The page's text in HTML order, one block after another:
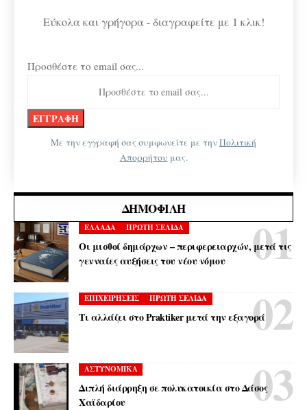
Εύκολα και γρήγορα - διαγραφείτε με 1 κλικ!
Προσθέστε το email σας...
Με την εγγραφή σας συμφωνείτε με τηνΠολιτική
Απορρήτου μας.
ΔΗΜΟΦΙΛΉ
ΕΛΛΑΔΑ ΠΡΩΤΗ ΣΕΛΙΔΑ
Οι μισθοί δημάρχων – περιφερειαρχών, μετά τις
γενναίες αυξήσεις του νέου νόμου
ΕΠΙΧΕΙΡΗΣΕΙΣ ΠΡΩΤΗ ΣΕΛΙΔΑ
Τι αλλάζει στο Praktiker μετά την εξαγορά
ΑΣΤΥΝΟΜΙΚΑ
Διπλή διάρρηξη σε πολυκατοικία στο Δάσος
Χαϊδαρίου